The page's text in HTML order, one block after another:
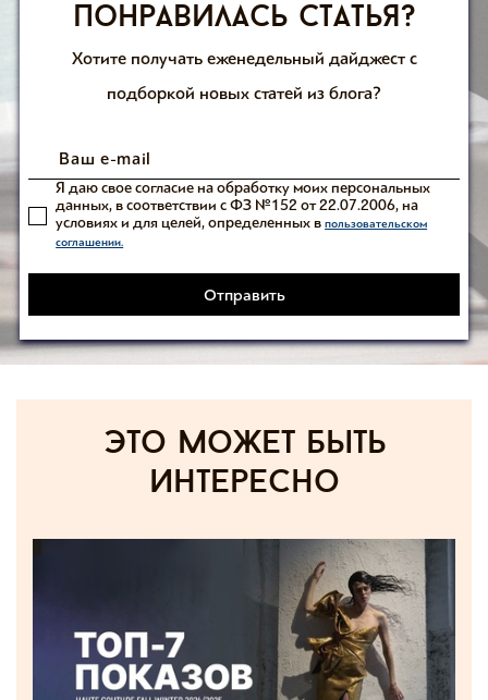
Понравилась статья?
Хотите получать еженедельный дайджест с
подборкой новых статей из блога?
Я даю свое согласие на обработку моих персональных
данных, в соответствии с ФЗ №152 от 22.07.2006, на
условиях и для целей, определенных впользовательском
соглашении.
Отправить
Это может быть
интересно